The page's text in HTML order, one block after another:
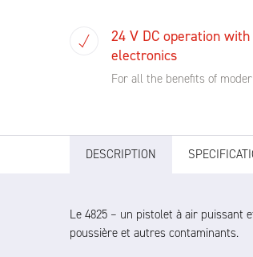
24 V DC operation
electronics
For all the benefits of
DESCRIPTION
Le 4825 – un pistolet à air puissant
poussière et autres contaminants.